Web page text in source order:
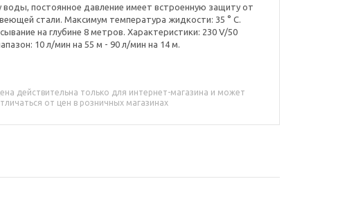
постоянное давление имеет встроенную защиту от
стали. Максимум температура жидкости: 35 ° C.
на глубине 8 метров. Характеристики: 230 V/50
10 л/мин на 55 м - 90 л/мин на 14 м.
действительна только для интернет-магазина и может
от цен в розничных магазинах